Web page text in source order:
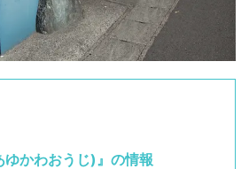
ゆかわおうじ)』の情報